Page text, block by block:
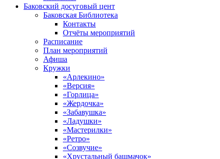
Баковский досуговый цент
Баковская Библиотека
Контакты
Отчёты мероприятий
Расписание
План мероприятий
Афиша
Кружки
«Арлекино»
«Версия»
«Горлица»
«Жердочка»
«Забавушка»
«Ладушки»
«Мастерилки»
«Ретро»
«Созвучие»
«Хрустальный башмачок»